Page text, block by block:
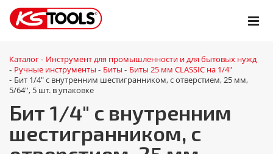
Каталог - Инструмент для промышленности и для бытовых нужд
- Ручные инструменты - Биты - Биты 25 мм CLASSIC на 1/4"
- Бит 1/4" с внутренним шестигранником, с отверстием, 25 мм,
5/64'', 5 шт. в упаковке
Бит 1/4" с внутренним
шестигранником, с